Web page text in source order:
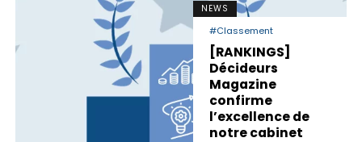
NEWS
#Classement
[RANKINGS]
Décideurs
Magazine
confirme
l’excellence de
notre cabinet